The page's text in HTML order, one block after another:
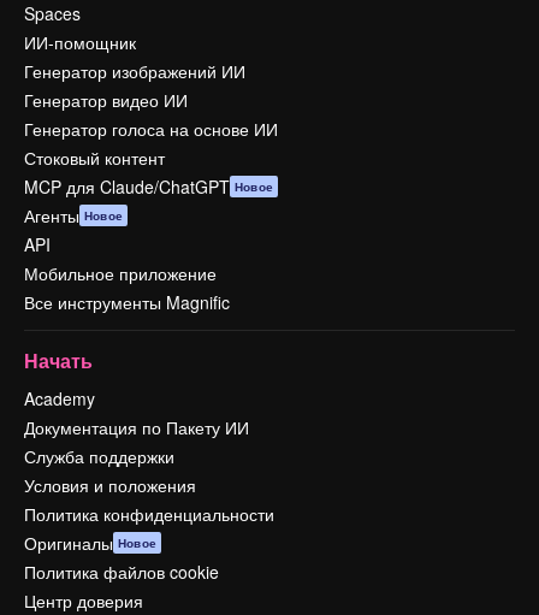
Spaces
ИИ-помощник
Генератор изображений ИИ
Генератор видео ИИ
Генератор голоса на основе ИИ
Стоковый контент
MCP для Claude/ChatGPT Новое
Агенты Новое
API
Мобильное приложение
Все инструменты Magnific
Начать
Academy
Документация по Пакету ИИ
Служба поддержки
Условия и положения
Политика конфиденциальности
Оригиналы Новое
Политика файлов cookie
Центр доверия